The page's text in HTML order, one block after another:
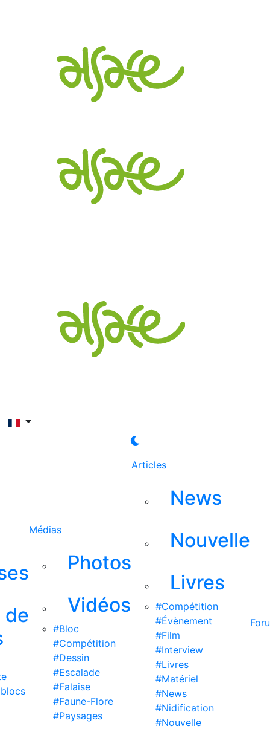
de
Médias
Photos
Vidéos
#Bloc
#Compétition
#Dessin
#Escalade
#Falaise
#Faune-Flore
#Paysages
Articles
News
Nouvelle
Livres
#Compétition
#Évènement
#Film
#Interview
#Livres
#Matériel
#News
#Nidification
#Nouvelle